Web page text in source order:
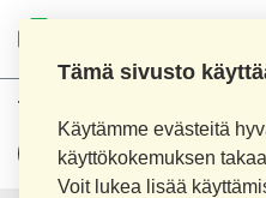
Tämä sivusto
Käytämme evästeitä
käyttökokemuksen
Voit lukea lisää
Tuotehaku: